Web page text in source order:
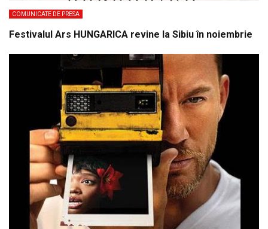
COMUNICATE DE PRESA
Festivalul Ars HUNGARICA revine la Sibiu în noiembrie